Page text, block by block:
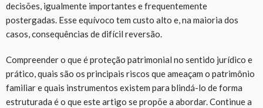
decisões, igualmente importantes e frequentemente
postergadas. Esse equívoco tem custo alto e, na maioria dos
casos, consequências de difícil reversão.
Compreender o que é proteção patrimonial no sentido jurídico e
prático, quais são os principais riscos que ameaçam o patrimônio
familiar e quais instrumentos existem para blindá-lo de forma
estruturada é o que este artigo se propõe a abordar. Continue a